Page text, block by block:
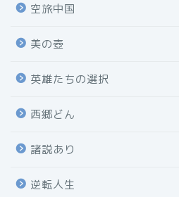
空旅中国
美の壺
英雄たちの選択
西郷どん
諸説あり
逆転人生